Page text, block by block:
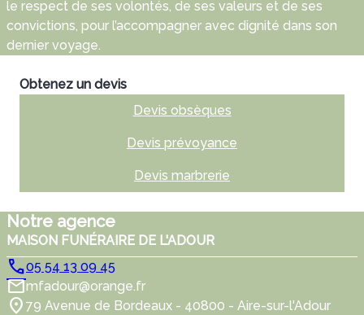
le respect de ses volontés, de ses valeurs et de ses
convictions, pour l’accompagner avec dignité dans son
dernier voyage.
Obtenez un devis
Devis obsèques
Devis prévoyance
Devis marbrerie
Notre agence
MAISON FUNÉRAIRE DE L'ADOUR
05 54 13 09 45
mfadour@orange.fr
79 Avenue de Bordeaux - 40800 - Aire-sur-l'Adour